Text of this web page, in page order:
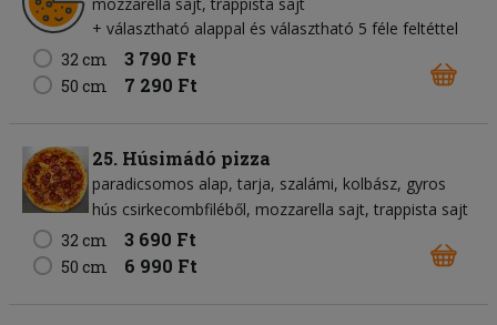
+ választható alappal és választható 5 féle feltéttel
32 cm
3 790 Ft
50 cm 7 290 Ft
25. Húsimádó pizza
paradicsomos alap tarja szalámi kolbász gyros
hús csirkecombfiléből mozzarella sajt trappista sajt
32 cm
3 690 Ft
50 cm 6 990 Ft